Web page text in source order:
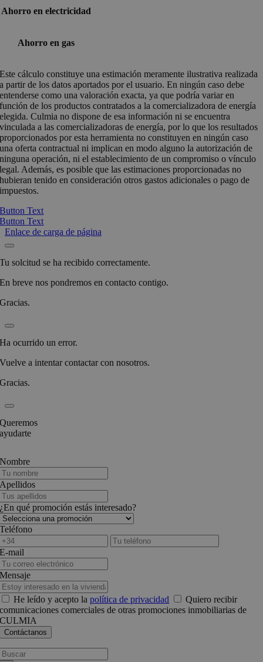
Ahorro en electricidad
Ahorro en gas
Este cálculo constituye una estimación meramente ilustrativa realizada
a partir de los datos aportados por el usuario. En ningún caso debe
entenderse como una valoración exacta, ya que podría variar en
función de los productos contratados a la comercializadora de energía
elegida. Culmia no dispone de esa información ni se encuentra
vinculada a las comercializadoras de energía, por lo que los resultados
proporcionados por esta herramienta no constituyen en ningún caso
una oferta contractual ni implican en modo alguno la autorización de
ninguna operación, ni el establecimiento de un compromiso o vínculo
legal. Además, es posible que las estimaciones proporcionadas no
hubieran tenido en consideración otros gastos adicionales o pago de
impuestos.
Button Text
Button Text
Enlace de carga de página
Tu solcitud se ha recibido correctamente.
En breve nos pondremos en contacto contigo.
Gracias.
Ha ocurrido un error.
Vuelve a intentar contactar con nosotros.
Gracias.
Queremos
ayudarte
Nombre
Apellidos
¿En qué promoción estás interesado?
Teléfono
E-mail
Mensaje
He leído y acepto lapolítica de privacidad
Quiero recibir
comunicaciones comerciales de otras promociones inmobiliarias de
CULMIA